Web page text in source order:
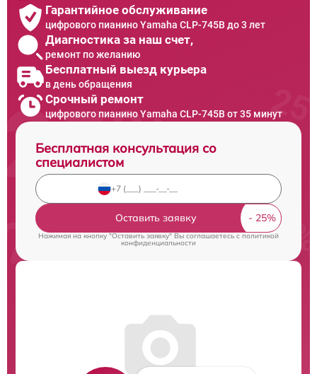
Гарантийное обслуживание
цифрового пианино Yamaha CLP-745B до 3 лет
Диагностика за наш счет,
ремонт по желанию
Бесплатный выезд курьера
в день обращения
Срочный ремонт
цифрового пианино Yamaha CLP-745B от 35 минут
Бесплатная консультация со
специалистом
Оставить заявку
Нажимая на кнопку "Оставить заявку" Вы соглашаетесь cполитикой
конфиденциальности